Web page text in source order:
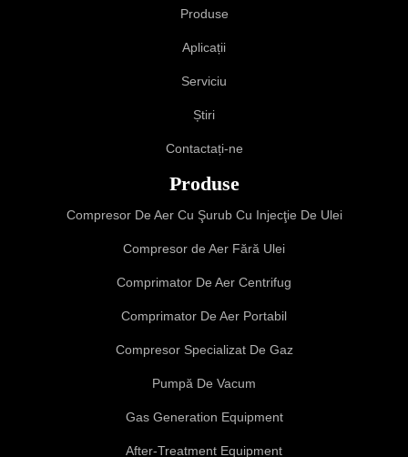
Produse
Aplicații
Serviciu
Știri
Contactați-ne
Produse
Compresor De Aer Cu Şurub Cu Injecţie De Ulei
Compresor de Aer Fără Ulei
Comprimator De Aer Centrifug
Comprimator De Aer Portabil
Compresor Specializat De Gaz
Pumpă De Vacum
Gas Generation Equipment
After-Treatment Equipment